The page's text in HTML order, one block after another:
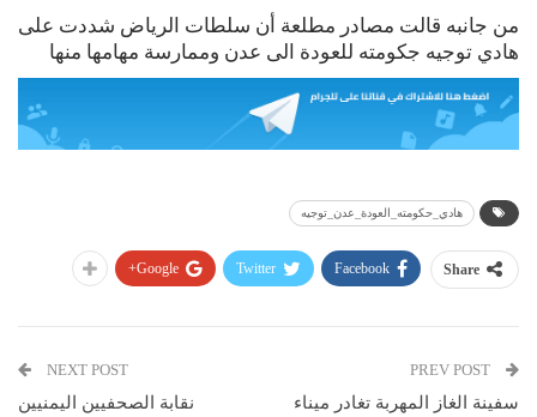
من جانبه قالت مصادر مطلعة أن سلطات الرياض شددت على
هادي توجيه جكومته للعودة الى عدن وممارسة مهامها منها
هادي_حكومته_العودة_عدن_توجيه
Share
Facebook
Twitter
Google+
سفينة الغاز المهربة تغادر ميناء
NEXT POST
نقابة الصحفيين اليمنيين